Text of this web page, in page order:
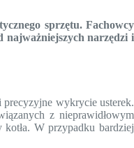
sprzętu. Fachowcy
najważniejszych narzędzi i
precyzyjne wykrycie usterek.
z nieprawidłowym
W przypadku bardziej